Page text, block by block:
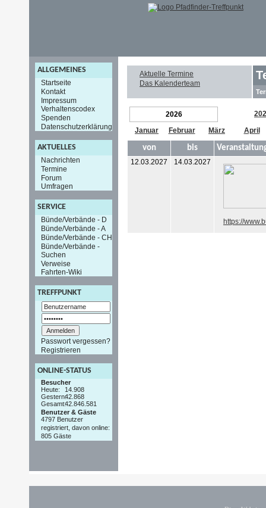
ALLGEMEINES
Startseite
Kontakt
Impressum
Verhaltenscodex
Spenden
Datenschutzerklärung
AKTUELLES
Nachrichten
Termine
Forum
Umfragen
SERVICE
Bünde/Verbände - D
Bünde/Verbände - A
Bünde/Verbände - CH
Bünde/Verbände -
Suchen
Verweise
Fahrten-Wiki
TREFFPUNKT
Passwort vergessen?
Registrieren
ONLINE-STATUS
Besucher
Heute:
14.908
Gestern:42.868
Gesamt:42.846.581
Benutzer & Gäste
4797 Benutzer
registriert, davon online:
805 Gäste
Aktuelle Termine
Das Kalenderteam
2026
Januar
Februar März April
von bis
12.03.2027 14.03.2027
https://